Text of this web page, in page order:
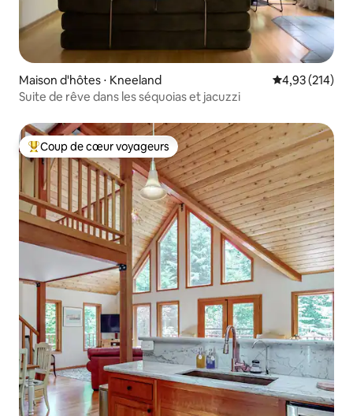
Maison d'hôtes ⋅ Kneeland Évaluation
4,93 (214)
Suite de rêve dans les séquoias et jacuzzi
Coups de cœur voyageurs les plus appréciés
Coup de cœur voyageurs